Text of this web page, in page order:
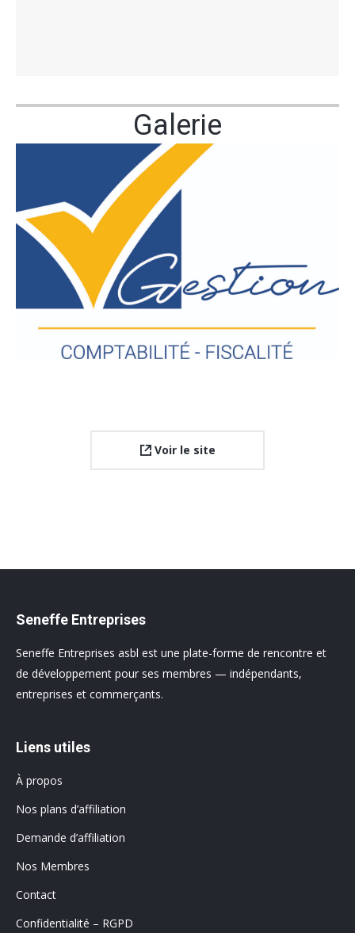
Galerie
Voir le site
Seneffe Entreprises
Seneffe Entreprises asbl est une plate-forme de rencontre et
de développement pour ses membres — indépendants,
entreprises et commerçants.
Liens utiles
À propos
Nos plans d’affiliation
Demande d’affiliation
Nos Membres
Contact
Confidentialité – RGPD